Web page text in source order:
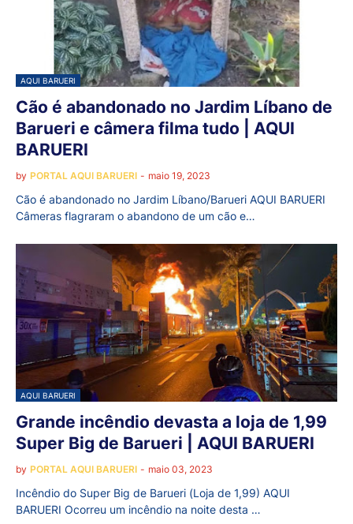
AQUI BARUERI
Cão é abandonado no Jardim Líbano de
Barueri e câmera filma tudo | AQUI
BARUERI
by PORTAL AQUI BARUERI - maio 19, 2023
Cão é abandonado no Jardim Líbano/Barueri AQUI BARUERI
Câmeras flagraram o abandono de um cão e…
AQUI BARUERI
Grande incêndio devasta a loja de 1,99
Super Big de Barueri | AQUI BARUERI
by PORTAL AQUI BARUERI - maio 03, 2023
Incêndio do Super Big de Barueri (Loja de 1,99) AQUI
BARUERI Ocorreu um incêndio na noite desta …